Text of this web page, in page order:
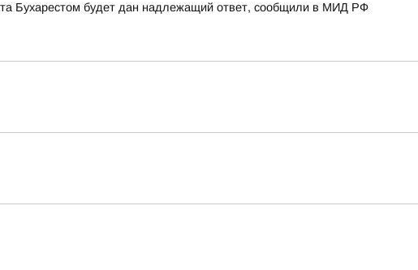
Бухарестом будет дан надлежащий ответ, сообщили в МИД РФ